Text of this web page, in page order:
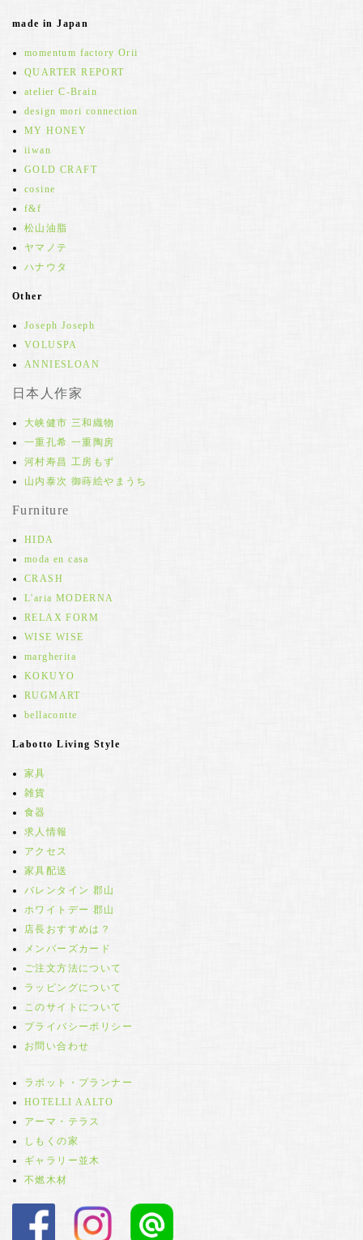
made in Japan
momentum factory Orii
QUARTER REPORT
atelier C-Brain
design mori connection
MY HONEY
iiwan
GOLD CRAFT
cosine
f&f
松山油脂
ヤマノテ
ハナウタ
Other
Joseph Joseph
VOLUSPA
ANNIESLOAN
日本人作家
大峡健市 三和織物
一重孔希 一重陶房
河村寿昌 工房もず
山内泰次 御蒔絵やまうち
Furniture
HIDA
moda en casa
CRASH
L'aria MODERNA
RELAX FORM
WISE WISE
margherita
KOKUYO
RUGMART
bellacontte
Labotto Living Style
家具
雑貨
食器
求人情報
アクセス
家具配送
バレンタイン 郡山
ホワイトデー 郡山
店長おすすめは？
メンバーズカード
ご注文方法について
ラッピングについて
このサイトについて
プライバシーポリシー
お問い合わせ
ラボット・プランナー
HOTELLI AALTO
アーマ・テラス
しもくの家
ギャラリー並木
不燃木材